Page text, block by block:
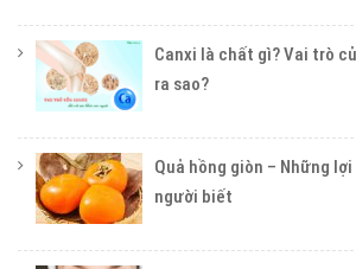
Canxi là chất gì? Vai trò
ra sao?
Quả hồng giòn – Những
người biết